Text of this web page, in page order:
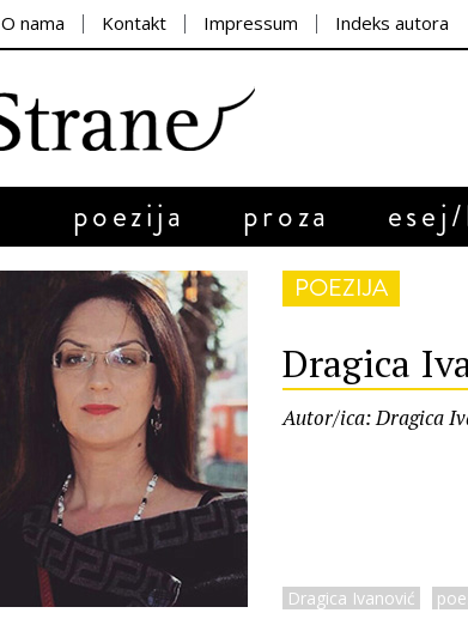
O nama Kontakt Impressum Indeks autora
poezija proza
POEZIJA
Dragica
Autor/ica: Dragica
Dragica Ivanović